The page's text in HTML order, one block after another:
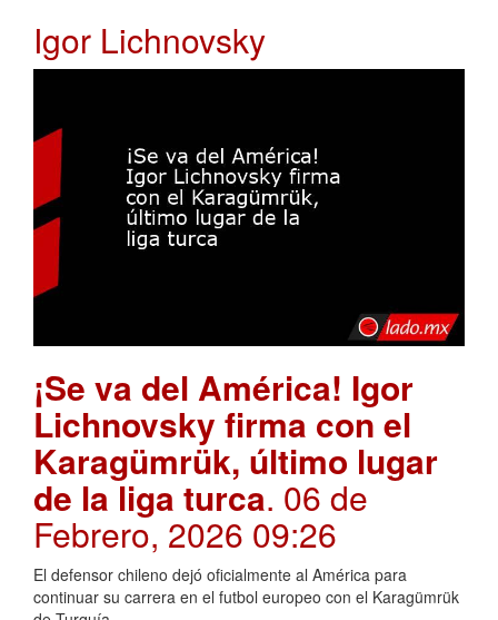
Igor Lichnovsky
¡Se va del América! Igor
Lichnovsky firma con el
Karagümrük, último lugar
de la liga turca. 06 de
Febrero, 2026 09:26
El defensor chileno dejó oficialmente al América para
continuar su carrera en el futbol europeo con el Karagümrük